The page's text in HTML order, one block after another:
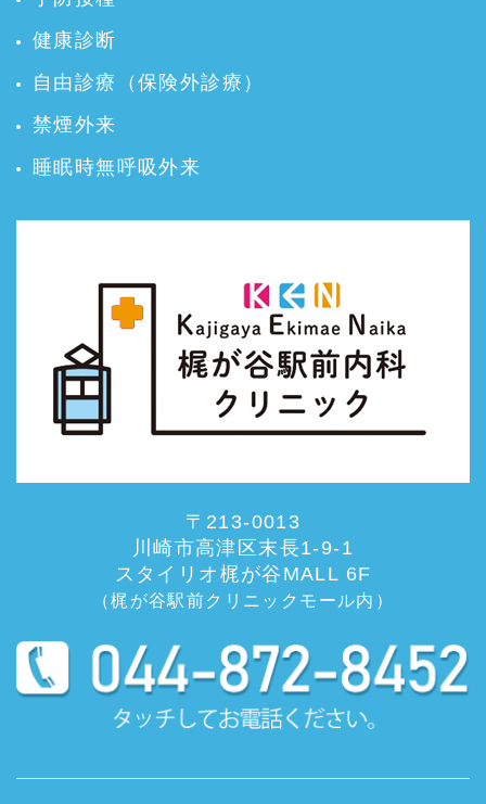
健康診断
自由診療（保険外診療）
禁煙外来
睡眠時無呼吸外来
〒213-0013
川崎市高津区末長1-9-1
スタイリオ梶が谷MALL 6F
（梶が谷駅前クリニックモール内）